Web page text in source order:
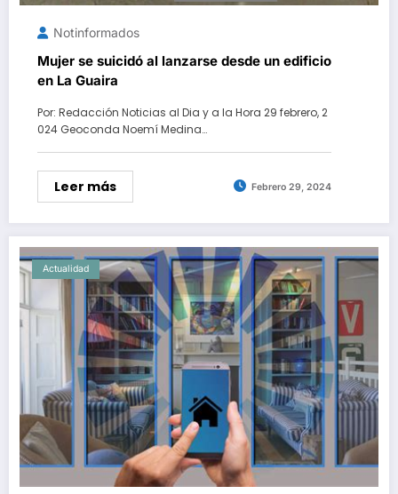
Notinformados
Mujer se suicidó al lanzarse desde un edificio
en La Guaira
Por: Redacción Noticias al Dia y a la Hora 29 febrero, 2
024 Geoconda Noemí Medina…
Leer más Febrero 29, 2024
Actualidad